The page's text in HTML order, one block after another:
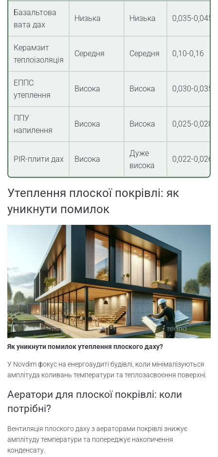
Базальтова
вата дах
Низька Низька 0,035-0,045
Керамзит
теплоізоляція
Середня Середня 0,10-0,16
ЕППС
утеплення
Висока Висока 0,030-0,035
ППУ
напилення
Висока Висока 0,025-0,028
PIR-плити дах Висока
Дуже
висока
0,022-0,026
Утеплення плоскої покрівлі: як
уникнути помилок
Як уникнути помилок утеплення плоского даху?
У Novdim фокус на енергоаудиті будівлі, коли мінімалізуються
амплітуда коливань температури та теплозасвоєння поверхні.
Аератори для плоскої покрівлі: коли
потрібні?
Вентиляція плоского даху з аераторами покрівлі знижує
амплітуду температури та попереджує накопичення
конденсату.